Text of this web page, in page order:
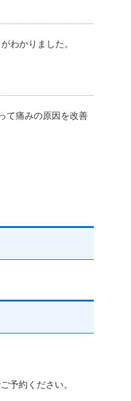
わかりました。
て痛みの原因を改善
予約ください。